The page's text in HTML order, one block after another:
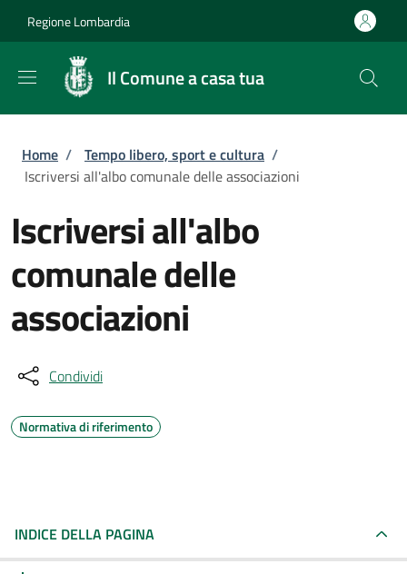
Regione Lombardia
Il Comune a casa tua
Briciole di pane
Home / Tempo libero, sport e cultura /
Iscriversi all'albo comunale delle associazioni
Iscriversi all'albo
comunale delle
associazioni
Condividi
Normativa di riferimento
INDICE DELLA PAGINA